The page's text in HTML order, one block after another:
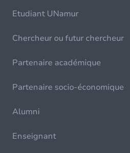
Etudiant UNamur
Chercheur ou futur chercheur
Partenaire académique
Partenaire socio-économique
Alumni
Enseignant